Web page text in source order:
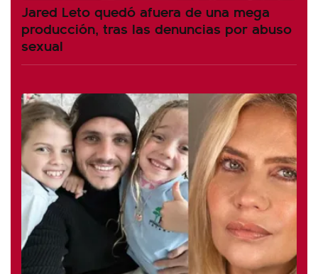
Jared Leto quedó afuera de una mega
producción, tras las denuncias por abuso
sexual